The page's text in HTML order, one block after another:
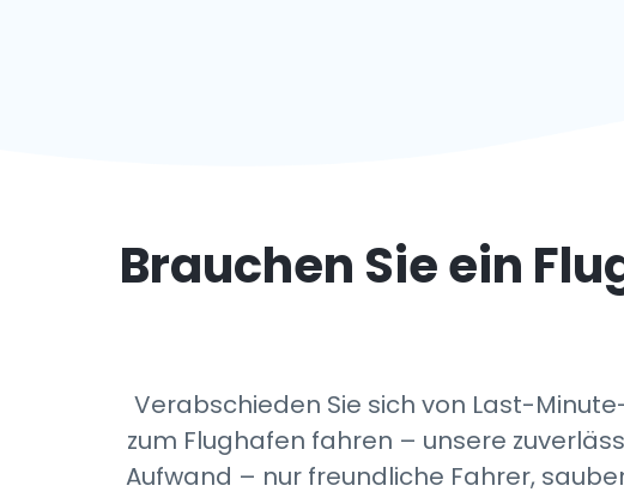
Brauchen Sie ein
Verabschieden Sie sich von Last-
zum Flughafen fahren – unsere
Aufwand – nur freundliche Fahrer,